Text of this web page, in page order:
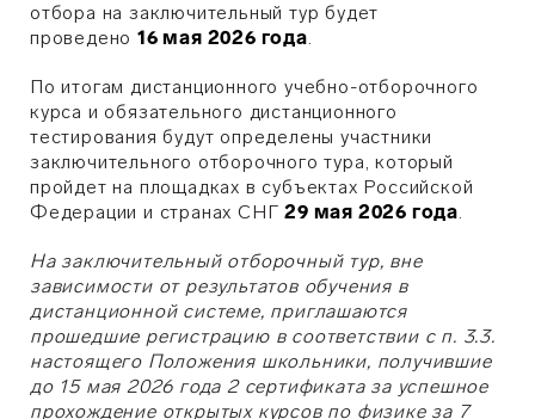
отбора на заключительный тур будет
проведено16 мая 2026 года.
По итогам дистанционного учебно-отборочного
курса и обязательного дистанционного
тестирования будут определены участники
заключительного отборочного тура, который
пройдет на площадках в субъектах Российской
Федерации и странах СНГ29 мая 2026 года.
На заключительный отборочный тур, вне
зависимости от результатов обучения в
дистанционной системе, приглашаются
прошедшие регистрацию в соответствии с п. 3.3.
настоящего Положения школьники, получившие
до 15 мая 2026 года 2 сертификата за успешное
прохождение открытых курсов по физике за 7